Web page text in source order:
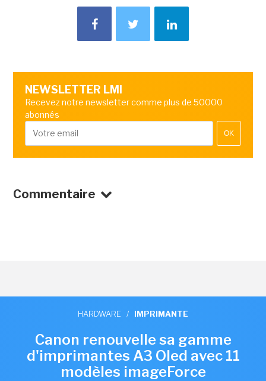
NEWSLETTER LMI
Recevez notre newsletter comme plus de 50000
abonnés
OK
Commentaire
HARDWARE / IMPRIMANTE
Canon renouvelle sa gamme
d'imprimantes A3 Oled avec 11
modèles imageForce